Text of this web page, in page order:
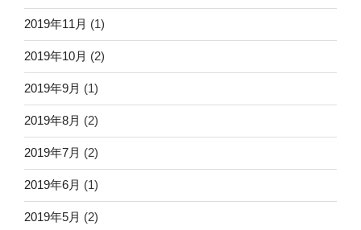
2019年11月 (1)
2019年10月 (2)
2019年9月 (1)
2019年8月 (2)
2019年7月 (2)
2019年6月 (1)
2019年5月 (2)